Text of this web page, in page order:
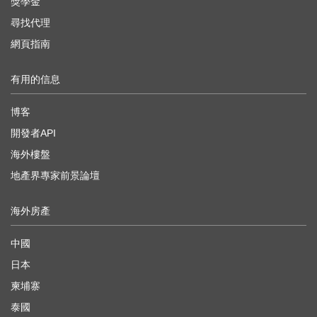
尋找代理
網頁指南
有用的信息
博客
開發者API
海外樓盤
地產界專家前景論壇
海外房產
中國
日本
柬埔寨
泰國